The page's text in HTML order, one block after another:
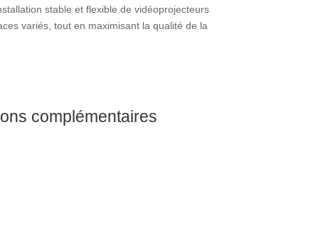
stable et flexible de vidéoprojecteurs
variés, tout en maximisant la qualité de la
complémentaires